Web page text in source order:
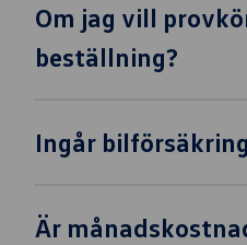
Om jag vill
beställning?
Ingår
Är